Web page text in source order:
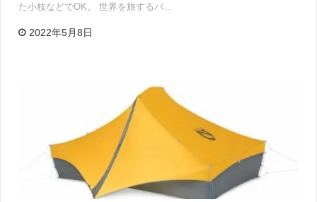
た小枝などでOK。 世界を旅するバ…
2022年5月8日